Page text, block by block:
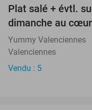
Plat salé + évtl.
dimanche au
Yummy Valenciennes
Valenciennes
Vendu : 5